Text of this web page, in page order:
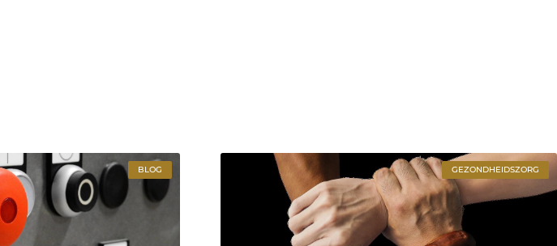
BLOG GEZONDHEIDSZORG